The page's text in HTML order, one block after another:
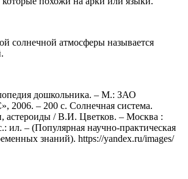
солнечной атмосферы называется
дошкольника. – М.: ЗАО
– 200 с. Солнечная система.
астероиды / В.И. Цветков. – Москва :
ил. – (Популярная научно-практическая
знаний). https://yandex.ru/images/